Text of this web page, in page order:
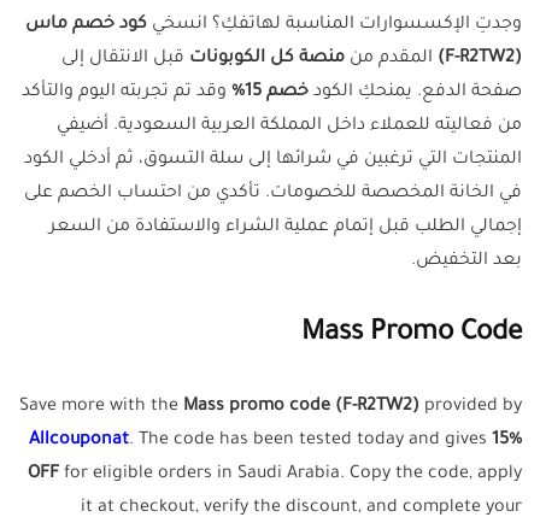
وجدتِ الإكسسوارات المناسبة لهاتفكِ؟ انسخي كود خصم ماس
(F-R2TW2)
المقدم من منصة كل الكوبونات قبل الانتقال إلى
صفحة الدفع. يمنحكِ الكود خصم 15%
وقد تم تجربته اليوم والتأكد
من فعاليته للعملاء داخل المملكة العربية السعودية. أضيفي
المنتجات التي ترغبين في شرائها إلى سلة التسوق، ثم أدخلي الكود
في الخانة المخصصة للخصومات. تأكدي من احتساب الخصم على
إجمالي الطلب قبل إتمام عملية الشراء والاستفادة من السعر
بعد التخفيض.
Mass Promo Code
Save more with the Mass promo code (F-R2TW2) provided by
Allcouponat. The code has been tested today and gives 15%
OFF for eligible orders in Saudi Arabia. Copy the code, apply
it at checkout, verify the discount, and complete your